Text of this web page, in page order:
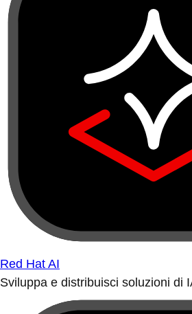
Red Hat AI
Sviluppa e distribuisci soluzioni di